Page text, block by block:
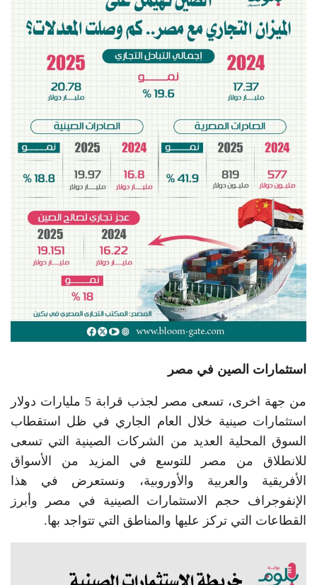
استثمارات الصين في مصر
من جهة اخرى، تسعى مصر لجذب قرابة 5 مليارات دولار
استثمارات صينية خلال العام الجاري في ظل استقطاب
السوق المحلية العديد من الشركات الصينية التي تسعى
للانطلاق من مصر للتوسع في المزيد من الأسواق
الأفريقية والعربية والأوروبية، ونستعرض في هذا
الإنفوجراف حجم الاستثمارات الصينية في مصر وأبرز
القطاعات التي تركز عليها والمناطق التي تتواجد بها.